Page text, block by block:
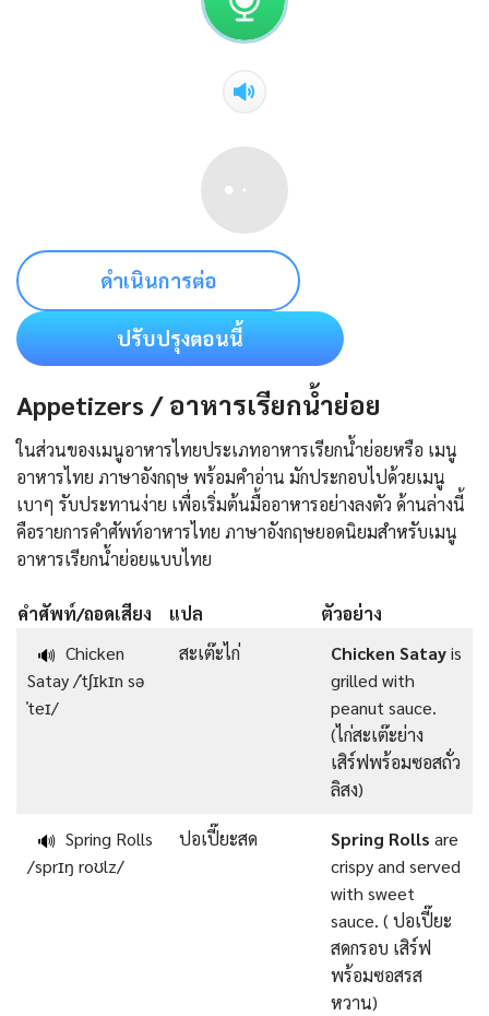
ดำเนินการต่อ
ปรับปรุงตอนนี้
Appetizers / อาหารเรียกน้ำย่อย
ในส่วนของเมนูอาหารไทยประเภทอาหารเรียกน้ำย่อยหรือ เมนู
อาหารไทย ภาษาอังกฤษ พร้อมคำอ่าน มักประกอบไปด้วยเมนู
เบาๆ รับประทานง่าย เพื่อเริ่มต้นมื้ออาหารอย่างลงตัว ด้านล่างนี้
คือรายการคําศัพท์อาหารไทย ภาษาอังกฤษยอดนิยมสำหรับเมนู
อาหารเรียกน้ำย่อยแบบไทย
คำศัพท์/ถอดเสียง แปล
ตัวอย่าง
🔊 Chicken
Satay /ˈtʃɪkɪn sə
ˈteɪ/
สะเต๊ะไก่ Chicken Satayis
grilled with
peanut sauce.
(ไก่สะเต๊ะย่าง
เสิร์ฟพร้อมซอสถั่ว
ลิสง)
🔊 Spring Rolls
/sprɪŋ roʊlz/
ปอเปี๊ยะสด Spring Rolls are
crispy and served
with sweet
sauce. ( ปอเปี๊ยะ
สดกรอบ เสิร์ฟ
พร้อมซอสรส
หวาน)